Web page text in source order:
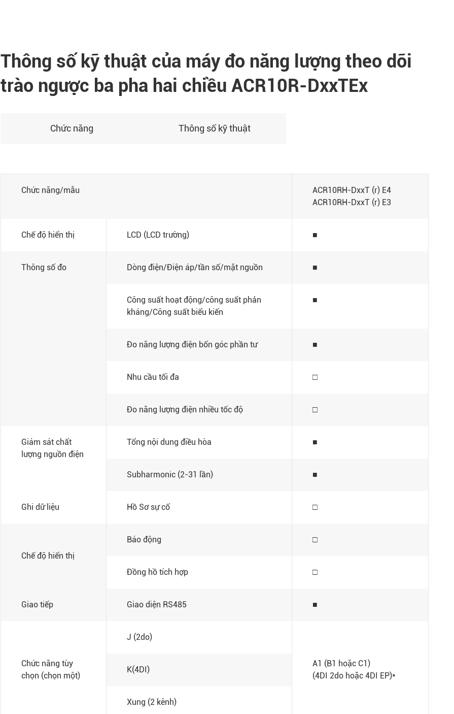
Thông số kỹ thuật của máy đo năng lượng theo dõi
trào ngược ba pha hai chiều ACR10R-DxxTEx
Chức năng Thông số kỹ thuật
Chức năng/mẫu
ACR10RH-DxxT (r) E4
ACR10RH-DxxT (r) E3
Chế độ hiển thị LCD (LCD trường) ■
Thông số đo Dòng điện/Điện áp/tần số/mặt nguồn ■
Công suất hoạt động/công suất phản
kháng/Công suất biểu kiến
■
Đo năng lượng điện bốn góc phần tư ■
Nhu cầu tối đa □
Đo năng lượng điện nhiều tốc độ □
Giám sát chất
lượng nguồn điện
Tổng nội dung điều hòa ■
Subharmonic (2-31 lần) ■
Ghi dữ liệu Hồ Sơ sự cố □
Chế độ hiển thị
Báo động □
Đồng hồ tích hợp □
Giao tiếp Giao diện RS485 ■
Chức năng tùy
chọn (chọn một)
J (2do)
A1 (B1 hoặc C1)
(4DI 2do hoặc 4DI EP)*
K(4DI)
Xung (2 kênh)